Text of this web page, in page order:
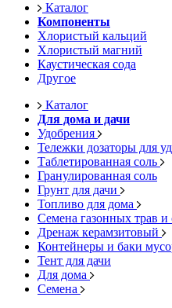
Каталог
Компоненты
Хлористый кальций
Хлористый магний
Каустическая сода
Другое
Каталог
Для дома и дачи
Удобрения
Тележки дозаторы для
Таблетированная соль
Гранулированная соль
Грунт для дачи
Топливо для дома
Семена газонных трав и
Дренаж керамзитовый
Контейнеры и баки
Тент для дачи
Для дома
Семена